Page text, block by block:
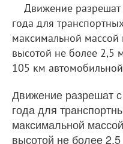
Движение
года для
максимальной массой
высотой не более 2,5
105 км
Движение разрешат
года для
максимальной
высотой не более